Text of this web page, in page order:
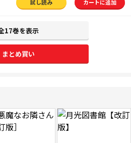
試し読み カートに追加
17巻を表示
まとめ買い